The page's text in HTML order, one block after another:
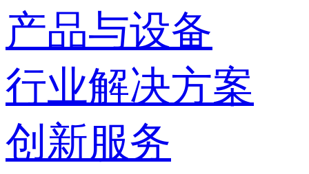
产品与设备
行业解决方案
创新服务